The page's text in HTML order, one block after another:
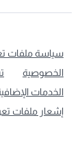
سياسة ملفات
الخصوصية
الخدمات
إشعار ملفات